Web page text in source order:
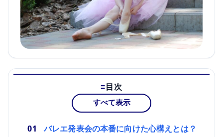
目次
すべて表示
バレエ発表会の本番に向けた心構えとは？